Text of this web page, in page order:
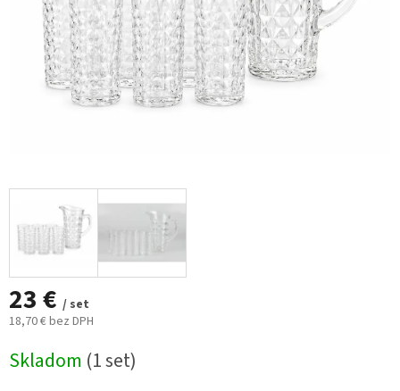
23 € / set
18,70 € bez DPH
cena:
Skladom (1 set)